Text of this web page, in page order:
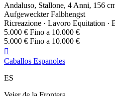
Andaluso, Stallone, 4 Anni, 156
Aufgeweckter Falbhengst
Ricreazione · Lavoro Equitation ·
5.000 € Fino a 10.000 €
5.000 € Fino a 10.000 €

Caballos Espanoles
ES